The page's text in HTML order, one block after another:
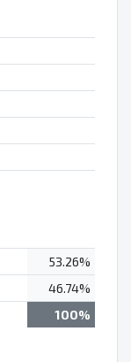
53.26%
46.74%
100%